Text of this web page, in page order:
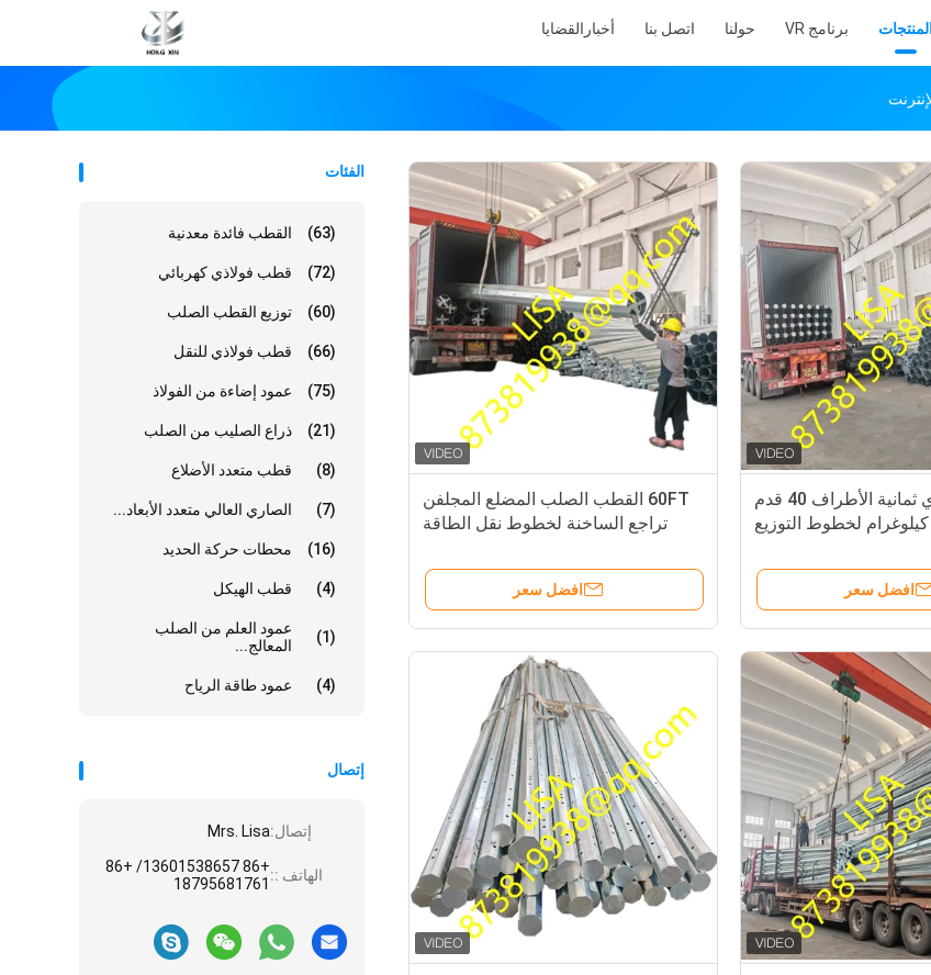
المنتجات برنامج VR حولنا اتصل بنا أخبار القضايا
الفئات
القطب فائدة معدنية (63)
قطب فولاذي كهربائي (72)
توزيع القطب الصلب (60)
قطب فولاذي للنقل (66)
عمود إضاءة من الفولاذ (75)
ذراع الصليب من الصلب (21)
قطب متعدد الأضلاع (8)
الصاري العالي متعدد الأبعاد... (7)
محطات حركة الحديد (16)
قطب الهيكل (4)
عمود العلم من الصلب
المعالج...
(1)
عمود طاقة الرياح (4)
إتصال
إتصال:Mrs. Lisa
الهاتف ::
+86 13601538657/ +86
18795681761
60FT القطب الصلب المضلع المجلفن
تراجع الساخنة لخطوط نقل الطاقة
افضل سعر
قطب فولاذي ثمانية الأطراف 40 قدم
افضل سعر